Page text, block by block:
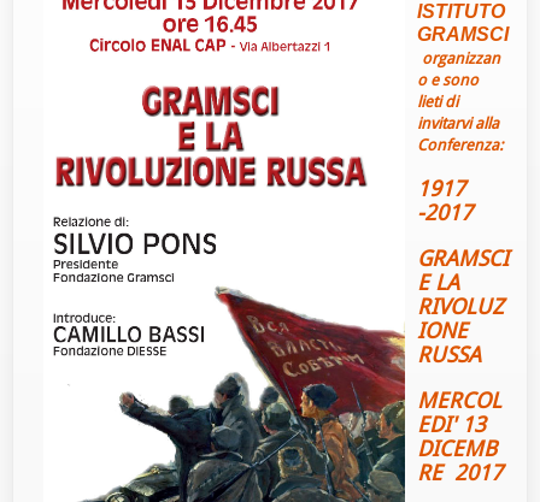
ISTITUTO
GRAMSCI
organizzan
o e sono
lieti di
invitarvi alla
Conferenza:
1917
-2017
GRAMSCI
E LA
RIVOLUZ
IONE
RUSSA
MERCOL
EDI' 13
DICEMB
RE 2017